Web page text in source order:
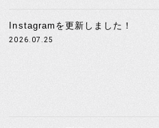
Instagramを更新しました！
2026.07.25